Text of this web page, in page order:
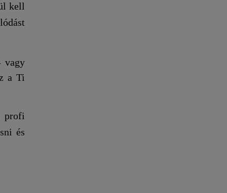
kell
vagy
a Ti
profi
és